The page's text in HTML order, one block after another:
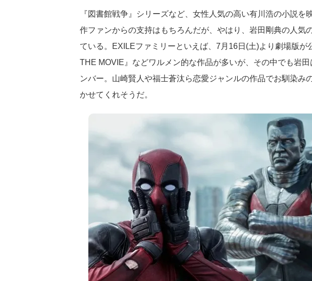
『図書館戦争』シリーズなど、女性人気の高い有川浩の小説を
作ファンからの支持はもちろんだが、やはり、岩田剛典の人気
ている。EXILEファミリーといえば、7月16日(土)より劇場版が
THE MOVIE』などワルメン的な作品が多いが、その中でも岩
ンバー。山崎賢人や福士蒼汰ら恋愛ジャンルの作品でお馴染み
かせてくれそうだ。